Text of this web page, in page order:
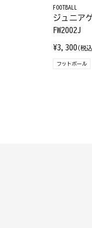
FOOTBALL
ジュニア
FW2002J
¥3,300 (税
フットボール